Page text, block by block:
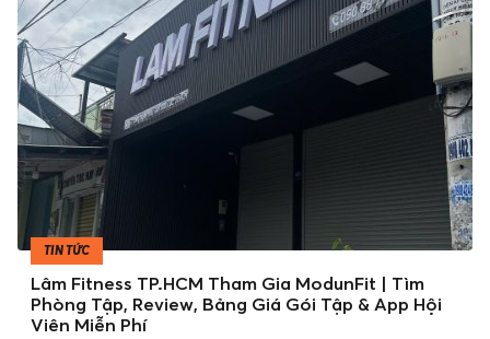
TIN TỨC
Lâm Fitness TP.HCM Tham Gia ModunFit | Tìm
Phòng Tập, Review, Bảng Giá Gói Tập & App Hội
Viên Miễn Phí